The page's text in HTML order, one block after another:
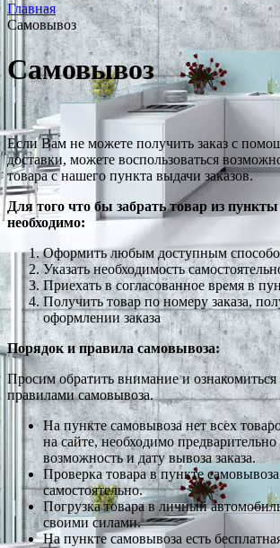
Главная
Самовывоз
Самовывоз
Если Вам не можете получить заказ с
доставки, можете воспользоваться
товара с нашего пункта выдачи заказов.
Для того что бы забрать товар из
необходимо:
Оформить любым доступным
Указать необходимость
Приехать в согласованное время в
Получить товар по номеру заказа,
оформлении заказа
Порядок и правила самовывоза:
Просим обратить внимание и
правилами самовывоза.
На пункте самовывоза нет всех
на сайте, необходимо предварительно
возможность и дату вывоза заказа.
Проверка товара в пункте
самостоятельно.
Погрузка товара в личный
своими силами.
На пункте самовывоза есть